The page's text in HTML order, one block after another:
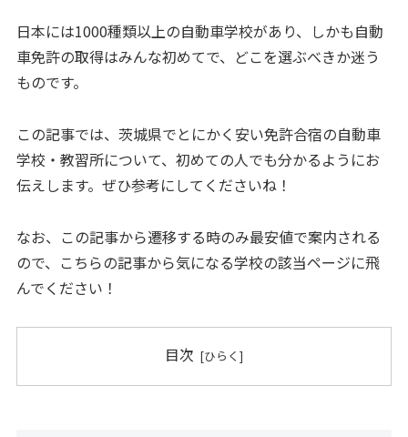
日本には1000種類以上の自動車学校があり、しかも自動
車免許の取得はみんな初めてで、どこを選ぶべきか迷う
ものです。
この記事では、茨城県でとにかく安い免許合宿の自動車
学校・教習所について、初めての人でも分かるようにお
伝えします。ぜひ参考にしてくださいね！
なお、この記事から遷移する時のみ最安値で案内される
ので、こちらの記事から気になる学校の該当ページに飛
んでください！
目次